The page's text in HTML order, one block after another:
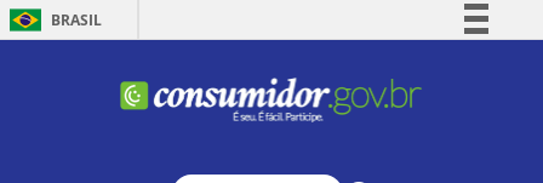
BRASIL
Comunica BR